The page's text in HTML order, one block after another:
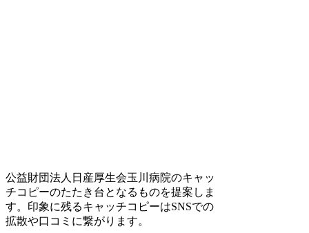
公益財団法人日産厚生会玉川病院のキャッ
チコピーのたたき台となるものを提案しま
す。印象に残るキャッチコピーはSNSでの
拡散や口コミに繋がります。